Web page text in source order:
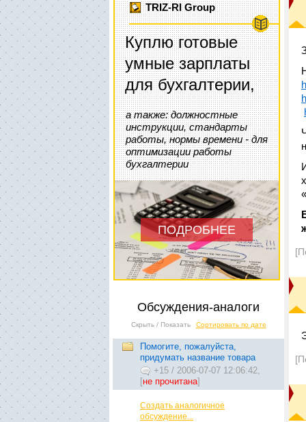
TRIZ-RI Group
Куплю готовые
умные зарплаты
для бухгалтерии,
а также: должностные
инструкции, стандарты
работы, нормы времени - для
оптимизации работы
бухгалтерии
ПОДРОБНЕЕ
Обсуждения-аналоги
Скрыть / Показать Сортировать по дате
Помогите, пожалуйста,
придумать название товара
+15 / 2006-07-07 12:06:42,
[не прочитана]
Создать аналогичное
обсуждение...